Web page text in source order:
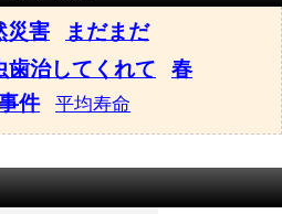
災害 まだまだ
歯治してくれて 春
件 平均寿命